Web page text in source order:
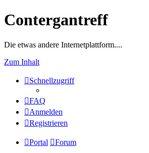
Contergantreff
Die etwas andere Internetplattform....
Zum Inhalt
Schnellzugriff
FAQ
Anmelden
Registrieren
Portal Forum